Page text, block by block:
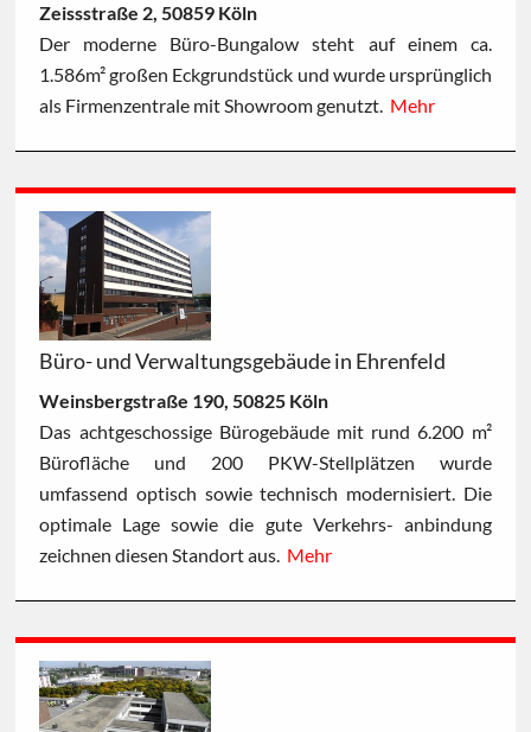
Zeissstraße 2, 50859 Köln
Der moderne Büro-Bungalow steht auf einem ca.
1.586m² großen Eckgrundstück und wurde ursprünglich
als Firmenzentrale mit Showroom genutzt. Mehr
Büro- und Verwaltungsgebäude in Ehrenfeld
Weinsbergstraße 190, 50825 Köln
Das achtgeschossige Bürogebäude mit rund 6.200 m²
Bürofläche und 200 PKW-Stellplätzen wurde
umfassend optisch sowie technisch modernisiert. Die
optimale Lage sowie die gute Verkehrs- anbindung
zeichnen diesen Standort aus. Mehr